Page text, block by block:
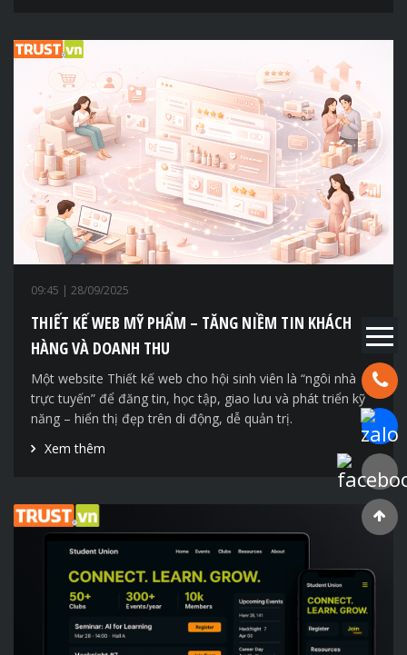
Hotline:
Chat
09:45 | 28/09/2025
THIẾT KẾ WEB MỸ PHẨM – TĂNG NIỀM TIN KHÁCH
HÀNG VÀ DOANH THU
Một website Thiết kế web cho hội sinh viên là “ngôi nhà
trực tuyến” để đăng tin, học tập, giao lưu và phát triển kỹ
năng – hiển thị đẹp trên di động, dễ quản trị.
Xem thêm